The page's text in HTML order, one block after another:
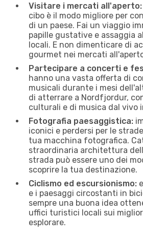
Visitare i mercati all'aperto:
cibo è il modo migliore per
di un paese. Fai un viaggio
papille gustative e assaggia
locali. E non dimenticare di
gourmet nei mercati
Partecipare a concerti e
hanno una vasta offerta di
musicali durante i mesi
di atterrare a Nordfjordur,
culturali e di musica dal vivo
Fotografia paesaggistica:
iconici e perdersi per le
tua macchina fotografica.
straordinaria architettura
strada può essere uno dei
scoprire la tua destinazione.
Ciclismo ed escursionismo:
e i paesaggi circostanti in
sempre una buona idea
uffici turistici locali sui
esplorare.